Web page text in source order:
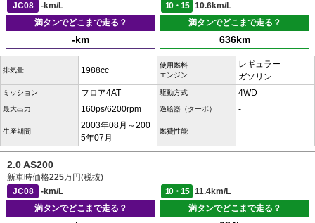
JC08
-km/L 10・15
10.6km/L
満タンでどこまで走る？
-km
満タンでどこまで走る？
636km
排気量 1988cc
使用燃料
エンジン
レギュラー
ガソリン
ミッション フロア4AT 駆動方式 4WD
最大出力 160ps/6200rpm 過給器（ターボ） -
生産期間
2003年08月～200
5年07月
燃費性能 -
2.0 AS200
新車時価格225万円(税抜)
JC08
-km/L 10・15
11.4km/L
満タンでどこまで走る？
満タンでどこまで走る？